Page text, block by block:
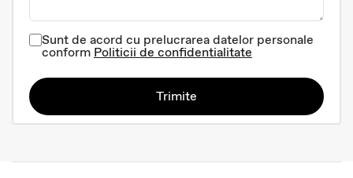
Sunt de acord cu prelucrarea datelor personale
conform Politicii de confidentialitate
Trimite